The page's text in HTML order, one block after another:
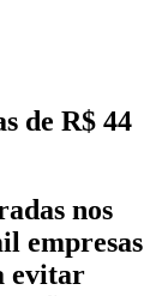
de R$ 44
nos
empresas
evitar